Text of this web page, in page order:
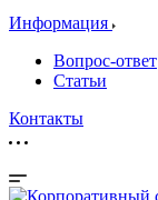
Информация
Вопрос-ответ
Статьи
Контакты